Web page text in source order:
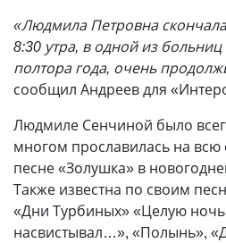
«Людмила Петровна
8:30 утра, в одной из
полтора года, очень
сообщил Андреев для
Людмиле Сенчиной было
многом прославилась на всю
песне «Золушка» в
Также известна по своим
«Дни Турбиных» «Целую
насвистывал…», «Полынь»,